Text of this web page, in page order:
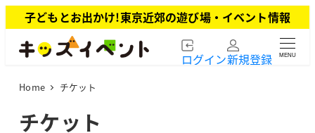
イ
子どもとお出かけ!東京近郊の遊び場・イベント情報
ログイン新規登録 MENU
Home チケット
チケット